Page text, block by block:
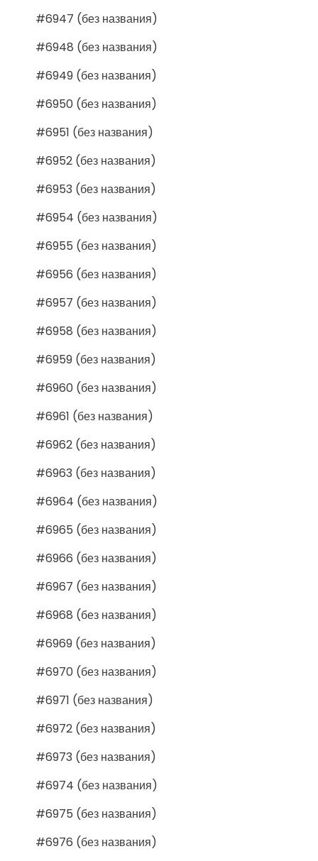
#6947 (без названия)
#6948 (без названия)
#6949 (без названия)
#6950 (без названия)
#6951 (без названия)
#6952 (без названия)
#6953 (без названия)
#6954 (без названия)
#6955 (без названия)
#6956 (без названия)
#6957 (без названия)
#6958 (без названия)
#6959 (без названия)
#6960 (без названия)
#6961 (без названия)
#6962 (без названия)
#6963 (без названия)
#6964 (без названия)
#6965 (без названия)
#6966 (без названия)
#6967 (без названия)
#6968 (без названия)
#6969 (без названия)
#6970 (без названия)
#6971 (без названия)
#6972 (без названия)
#6973 (без названия)
#6974 (без названия)
#6975 (без названия)
#6976 (без названия)